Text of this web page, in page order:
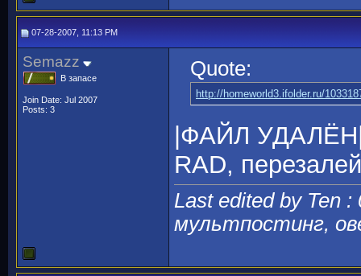
07-28-2007, 11:13 PM
Semazz
В запасе
Join Date: Jul 2007
Posts: 3
Quote:
http://homeworld3.ifolder.ru/
|ФАЙЛ
RAD,
Last edited by Ten
мультпостинг,